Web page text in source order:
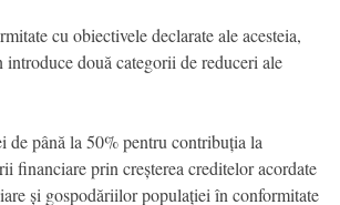
cu obiectivele declarate ale acesteia,
introduce două categorii de reduceri ale
de până la 50% pentru contribuția la
financiare prin creșterea creditelor acordate
și gospodăriilor populației în conformitate